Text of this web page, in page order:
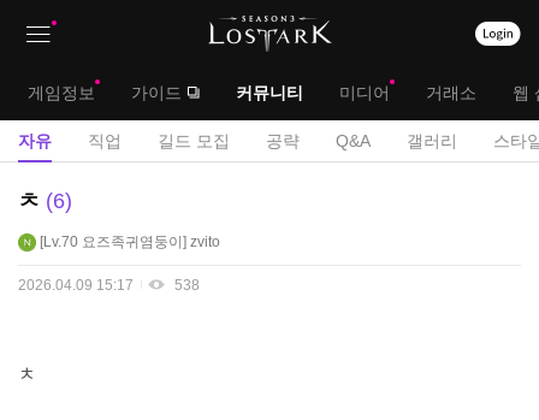
대
메
게임정보 가이드 커뮤니티 미디어 거래소 웹
서
자유 직업 길드 모집 공략 Q&A 갤러리 스타
자
게
ㅊ 6
Lv.70 요즈족귀염둥이 zvito
2026.04.09 15:17 538
ㅊ